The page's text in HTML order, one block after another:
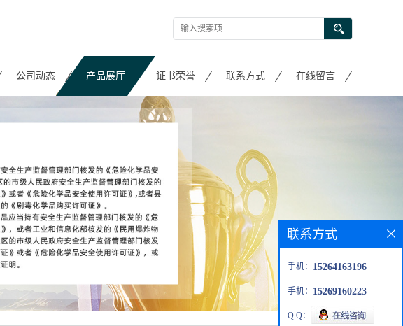
公司动态 产品展厅 证书荣誉 联系方式 在线留言
联系方式
手机： 15264163196
手机： 15269160223
Q Q：